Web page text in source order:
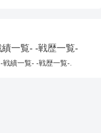
一覧- -戦歴一覧-
績一覧- -戦歴一覧-.